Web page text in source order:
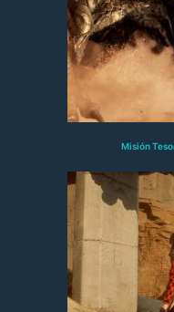
Misión